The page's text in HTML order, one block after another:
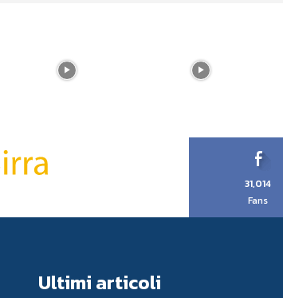
31,014
Fans
Ultimi articoli